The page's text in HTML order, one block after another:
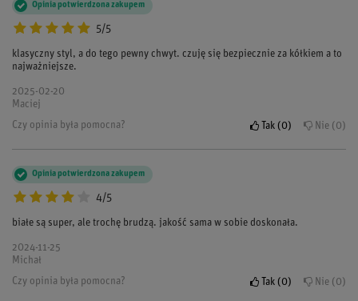
5/5
Opinia potwierdzona zakupem
klasyczny styl, a do tego pewny chwyt. czuję się bezpiecznie za kółkiem a to
najważniejsze.
2025-02-20
Maciej
Czy opinia była pomocna?
Tak 0 Nie 0
4/5
Opinia potwierdzona zakupem
białe są super, ale trochę brudzą. jakość sama w sobie doskonała.
2024-11-25
Michał
Czy opinia była pomocna?
Tak 0 Nie 0